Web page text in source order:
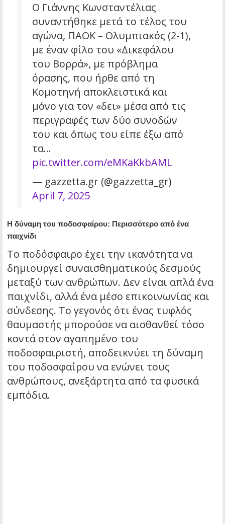
Ο Γιάννης Κωνσταντέλιας
συναντήθηκε μετά το τέλος του
αγώνα, ΠΑΟΚ – Ολυμπιακός (2-1),
με έναν φίλο του «Δικεφάλου
του Βορρά», με πρόβλημα
όρασης, που ήρθε από τη
Κομοτηνή αποκλειστικά και
μόνο για τον «δει» μέσα από τις
περιγραφές των δύο συνοδών
του και όπως του είπε έξω από
τα…
pic.twitter.com/eMKaKkbAML
— gazzetta.gr (@gazzetta_gr)
April 7, 2025
Η δύναμη του ποδοσφαίρου: Περισσότερο από ένα
παιχνίδι
Το ποδόσφαιρο έχει την ικανότητα να
δημιουργεί συναισθηματικούς δεσμούς
μεταξύ των ανθρώπων. Δεν είναι απλά ένα
παιχνίδι, αλλά ένα μέσο επικοινωνίας και
σύνδεσης. Το γεγονός ότι ένας τυφλός
θαυμαστής μπορούσε να αισθανθεί τόσο
κοντά στον αγαπημένο του
ποδοσφαιριστή, αποδεικνύει τη δύναμη
του ποδοσφαίρου να ενώνει τους
ανθρώπους, ανεξάρτητα από τα φυσικά
εμπόδια.